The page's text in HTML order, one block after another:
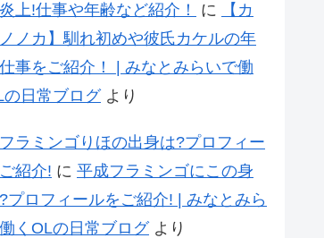
上!仕事や年齢など紹介！
に
【カ
ノカ】馴れ初めや彼氏カケルの年
事をご紹介！ | みなとみらいで働
の日常ブログより
ラミンゴりほの出身は?プロフィー
紹介! に 平成フラミンゴにこの身
プロフィールをご紹介! | みなとみら
くOLの日常ブログより